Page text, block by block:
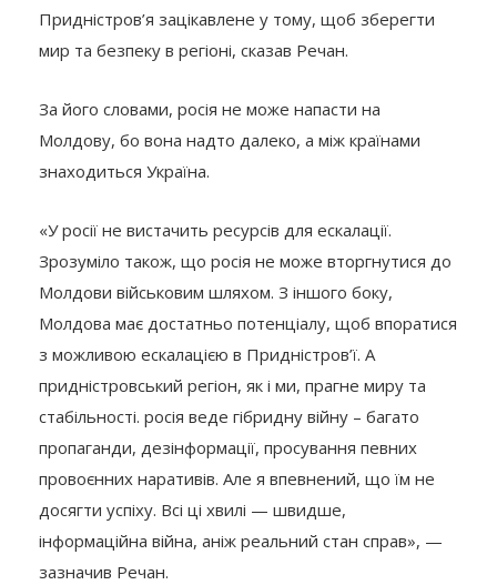
Придністров’я зацікавлене у тому, щоб зберегти
мир та безпеку в регіоні, сказав Речан.
За його словами, росія не може напасти на
Молдову, бо вона надто далеко, а між країнами
знаходиться Україна.
«У росії не вистачить ресурсів для ескалації.
Зрозуміло також, що росія не може вторгнутися до
Молдови військовим шляхом. З іншого боку,
Молдова має достатньо потенціалу, щоб впоратися
з можливою ескалацією в Придністров’ї. А
придністровський регіон, як і ми, прагне миру та
стабільності. росія веде гібридну війну – багато
пропаганди, дезінформації, просування певних
провоєнних наративів. Але я впевнений, що їм не
досягти успіху. Всі ці хвилі — швидше,
інформаційна війна, аніж реальний стан справ», —
зазначив Речан.